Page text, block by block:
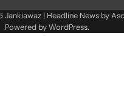
Jankiawaz | Headline News by
Powered byWordPress.